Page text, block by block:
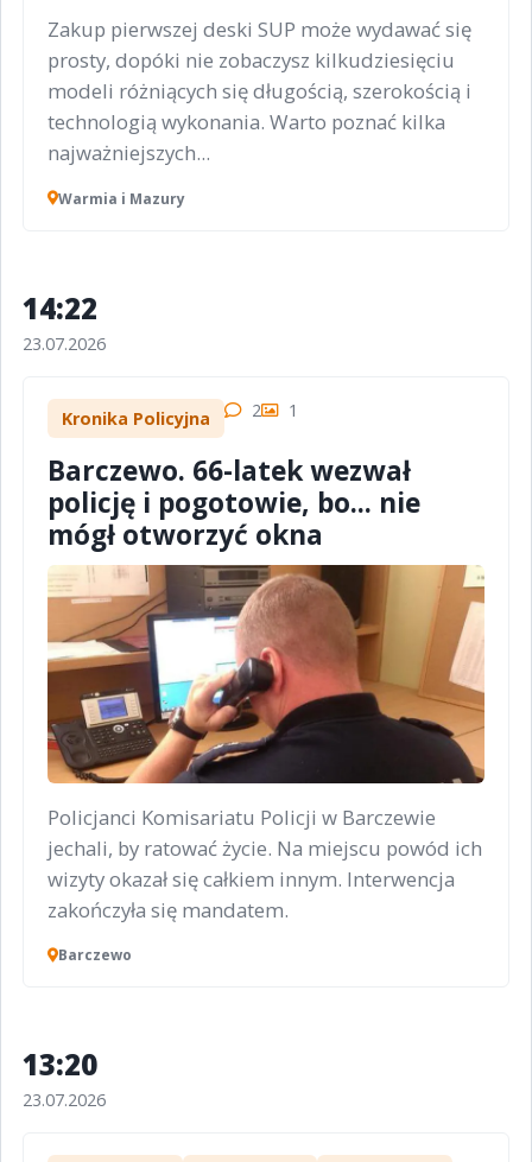
Zakup pierwszej deski SUP może wydawać się
prosty, dopóki nie zobaczysz kilkudziesięciu
modeli różniących się długością, szerokością i
technologią wykonania. Warto poznać kilka
najważniejszych...
Warmia i Mazury
14:22
23.07.2026
Kronika Policyjna 2 1
Barczewo. 66-latek wezwał
policję i pogotowie, bo... nie
mógł otworzyć okna
Policjanci Komisariatu Policji w Barczewie
jechali, by ratować życie. Na miejscu powód ich
wizyty okazał się całkiem innym. Interwencja
zakończyła się mandatem.
Barczewo
13:20
23.07.2026